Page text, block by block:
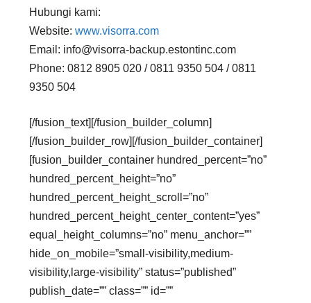
Hubungi kami:
Website: www.visorra.com
Email: info@visorra-backup.estontinc.com
Phone: 0812 8905 020 / 0811 9350 504 / 0811
9350 504
[/fusion_text][/fusion_builder_column]
[/fusion_builder_row][/fusion_builder_container]
[fusion_builder_container hundred_percent=”no”
hundred_percent_height=”no”
hundred_percent_height_scroll=”no”
hundred_percent_height_center_content=”yes”
equal_height_columns=”no” menu_anchor=””
hide_on_mobile=”small-visibility,medium-
visibility,large-visibility” status=”published”
publish_date=”” class=”” id=””